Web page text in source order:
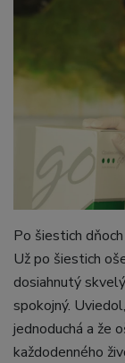
Po šiestich
Už po šiestich
dosiahnutý
spokojný.
jednoduchá a že
každodenného